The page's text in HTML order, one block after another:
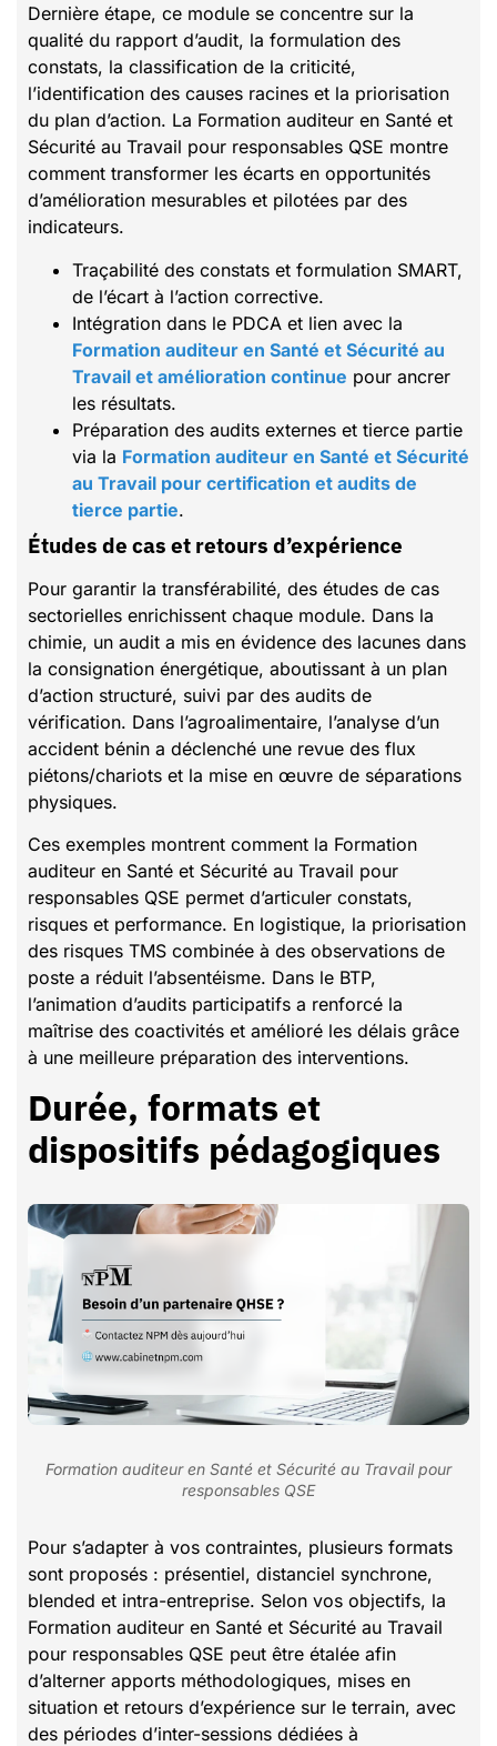
Dernière étape, ce module se concentre sur la
qualité du rapport d’audit, la formulation des
constats, la classification de la criticité,
l’identification des causes racines et la priorisation
du plan d’action. La Formation auditeur en Santé et
Sécurité au Travail pour responsables QSE montre
comment transformer les écarts en opportunités
d’amélioration mesurables et pilotées par des
indicateurs.
Traçabilité des constats et formulation SMART,
de l’écart à l’action corrective.
Intégration dans le PDCA et lien avec la
Formation auditeur en Santé et Sécurité au
Travail et amélioration continue pour ancrer
les résultats.
Préparation des audits externes et tierce partie
via la Formation auditeur en Santé et Sécurité
au Travail pour certification et audits de
tierce partie.
Études de cas et retours d’expérience
Pour garantir la transférabilité, des études de cas
sectorielles enrichissent chaque module. Dans la
chimie, un audit a mis en évidence des lacunes dans
la consignation énergétique, aboutissant à un plan
d’action structuré, suivi par des audits de
vérification. Dans l’agroalimentaire, l’analyse d’un
accident bénin a déclenché une revue des flux
piétons/chariots et la mise en œuvre de séparations
physiques.
Ces exemples montrent comment la Formation
auditeur en Santé et Sécurité au Travail pour
responsables QSE permet d’articuler constats,
risques et performance. En logistique, la priorisation
des risques TMS combinée à des observations de
poste a réduit l’absentéisme. Dans le BTP,
l’animation d’audits participatifs a renforcé la
maîtrise des coactivités et amélioré les délais grâce
à une meilleure préparation des interventions.
Durée, formats et
dispositifs pédagogiques
Formation auditeur en Santé et Sécurité au Travail pour
responsables QSE
Pour s’adapter à vos contraintes, plusieurs formats
sont proposés : présentiel, distanciel synchrone,
blended et intra-entreprise. Selon vos objectifs, la
Formation auditeur en Santé et Sécurité au Travail
pour responsables QSE peut être étalée afin
d’alterner apports méthodologiques, mises en
situation et retours d’expérience sur le terrain, avec
des périodes d’inter-sessions dédiées à